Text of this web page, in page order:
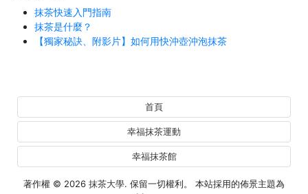
抹茶快速入門指南
抹茶是什麼？
【獨家秘訣、附影片】如何用快沖壺沖泡抹茶
著作權 © 2026 抹茶大學. 保留一切權利。 本站採用的佈景主題為
首頁
幸福抹茶運動
幸福抹茶館